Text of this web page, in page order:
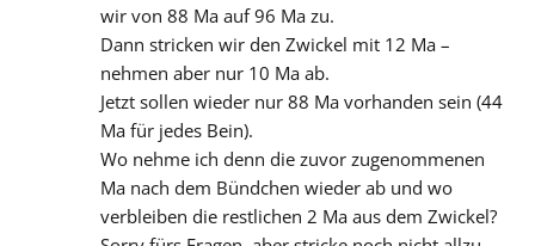
wir von 88 Ma auf 96 Ma zu.
Dann stricken wir den Zwickel mit 12 Ma –
nehmen aber nur 10 Ma ab.
Jetzt sollen wieder nur 88 Ma vorhanden sein (44
Ma für jedes Bein).
Wo nehme ich denn die zuvor zugenommenen
Ma nach dem Bündchen wieder ab und wo
verbleiben die restlichen 2 Ma aus dem Zwickel?